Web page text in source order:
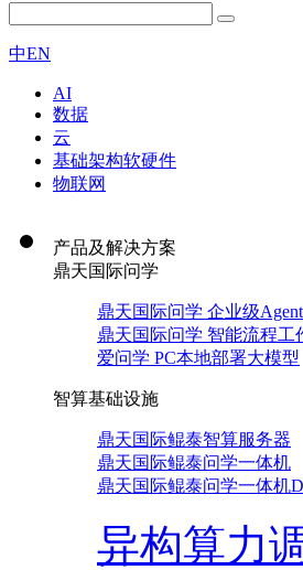
中EN
AI
数据
云
基础架构软硬件
物联网
产品及解决方案
鼎天国际问学
鼎天国际问学 企业级
鼎天国际问学 智能流程工
爱问学 PC本地部署大模型
智算基础设施
鼎天国际鲲泰智算服务器
鼎天国际鲲泰问学一体机
鼎天国际鲲泰问学一体机
异构算力